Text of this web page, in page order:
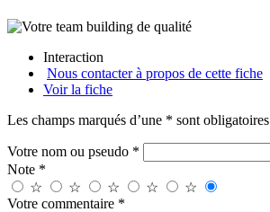
Interaction
Nous contacter à propos de cette fiche
Voir la fiche
Les champs marqués d’une * sont obligatoires
Votre nom ou pseudo *
Note *
☆
☆ ☆ ☆
☆
Votre commentaire *